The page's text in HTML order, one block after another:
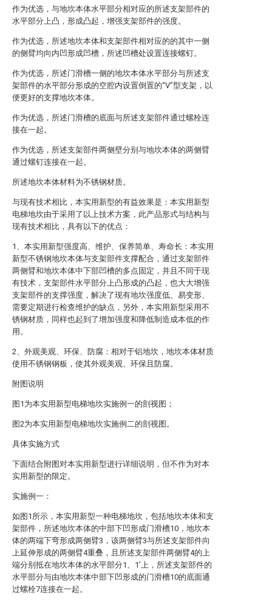
作为优选，与地坎本体水平部分相对应的所述支架部件的
水平部分上凸，形成凸起，增强支架部件的强度。
作为优选，所述地坎本体和支架部件相对应的的其中一侧
的侧臂均向内凹形成凹槽，所述凹槽处设置连接螺钉。
作为优选，所述门滑槽一侧的地坎本体水平部分与所述支
架部件的水平部分形成的空腔内设置倒置的“V”型支架，以
便更好的支撑地坎本体。
作为优选，所述门滑槽的底面与所述支架部件通过螺栓连
接在一起。
作为优选，所述支架部件两侧壁分别与地坎本体的两侧臂
通过螺钉连接在一起。
所述地坎本体材料为不锈钢材质。
与现有技术相比，本实用新型的有益效果是：本实用新型
电梯地坎由于采用了以上技术方案，此产品形式与结构与
现有技术相比，具有以下的优点：
1、本实用新型强度高、维护、保养简单、寿命长：本实用
新型不锈钢地坎本体与支架部件支撑配合，通过支架部件
两侧臂和地坎本体中下部凹槽的多点固定，并且不同于现
有技术，支架部件水平部分上凸形成的凸起，也大大增强
支架部件的支撑强度，解决了现有地坎强度低、易变形、
需要定期进行检查维护的缺点，另外，本实用新型采用不
锈钢材质，同样也起到了增加强度和降低制造成本低的作
用。
2、外观美观、环保、防腐：相对于铝地坎，地坎本体材质
使用不锈钢钢板，使其外观美观、环保且防腐。
附图说明
图1为本实用新型电梯地坎实施例一的剖视图；
图2为本实用新型电梯地坎实施例二的剖视图。
具体实施方式
下面结合附图对本实用新型进行详细说明，但不作为对本
实用新型的限定。
实施例一：
如图1所示，本实用新型一种电梯地坎，包括地坎本体和支
架部件，所述地坎本体的中部下凹形成门滑槽10，地坎本
体的两端下弯形成两侧臂3，该两侧臂3与所述支架部件向
上延伸形成的两侧臂4重叠，且所述支架部件两侧臂4的上
端分别抵在地坎本体的水平部分1、1’上，所述支架部件的
水平部分与由地坎本体中部下凹形成的门滑槽10的底面通
过螺栓7连接在一起。